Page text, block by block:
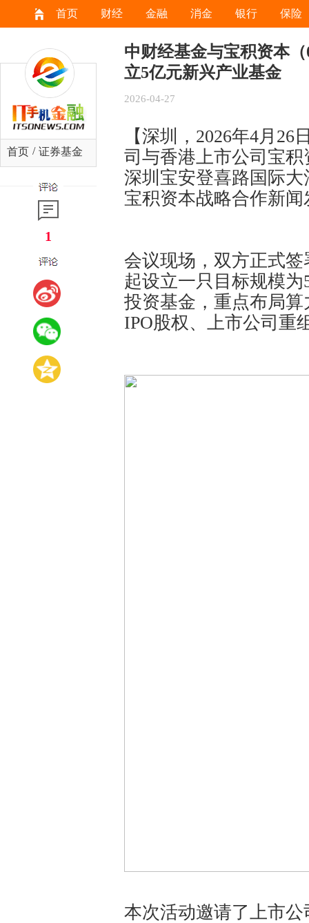
首页 财经 金融 消金 银行 保险
首页 / 证券基金
1
中财经基金与宝积资本
立5亿元新兴产业基金
2026-04-27
【深圳，2026年4月
司与香港上市公司宝
深圳宝安登喜路国际
宝积资本战略合作新
会议现场，双方正式
起设立一只目标规模
投资基金，重点布局
IPO股权、上市公司重
本次活动邀请了上市